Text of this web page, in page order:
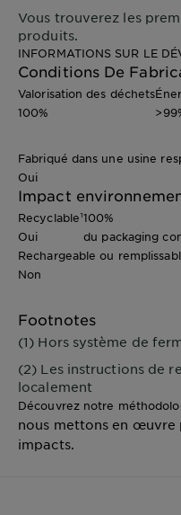
Vous trouverez les
produits.
INFORMATIONS SUR LE
Conditions De
Valorisation des déchets
100%
Fabriqué dans une usine
Oui
Impact
Recyclable¹
Oui
100%
du packaging
Rechargeable ou
Non
Footnotes
(1) Hors système de
(2) Les instructions de
localement
Découvrez notre
nous mettons en œuvre
impacts.